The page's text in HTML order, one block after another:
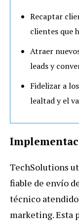
Recaptar
clientes que
Atraer
leads y
Fidelizar a
lealtad y el
TechSolutions
fiable de envío
técnico
marketing. Esta